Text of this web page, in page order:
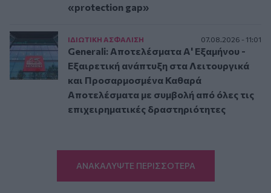
«protection gap»
ΙΔΙΩΤΙΚΗ ΑΣΦAΛΙΣΗ 07.08.2026 - 11:01
Generali: Αποτελέσματα Α' Εξαμήνου -
Εξαιρετική ανάπτυξη στα Λειτουργικά
και Προσαρμοσμένα Καθαρά
Αποτελέσματα με συμβολή από όλες τις
επιχειρηματικές δραστηριότητες
ΑΝΑΚΑΛΥΨΤΕ ΠΕΡΙΣΣΟΤΕΡΑ